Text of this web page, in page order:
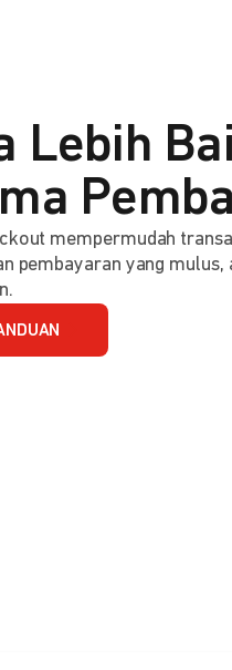
Lebih
mempermudah
pembayaran yang mulus,